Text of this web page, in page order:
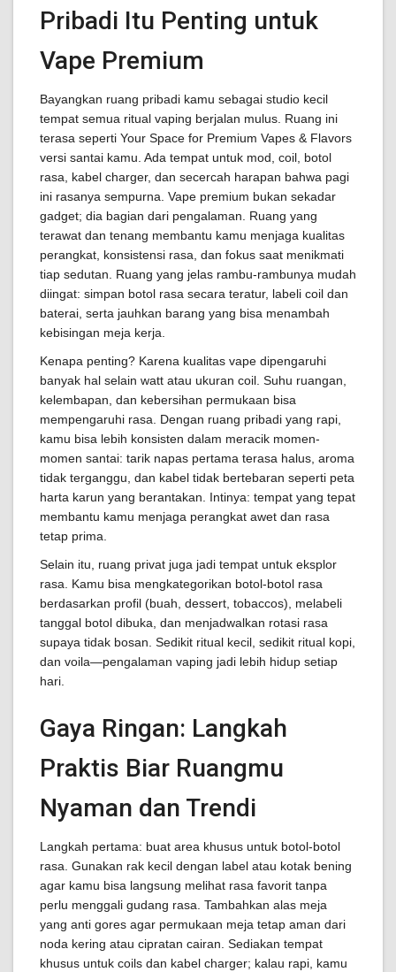
Pribadi Itu Penting untuk
Vape Premium
Bayangkan ruang pribadi kamu sebagai studio kecil
tempat semua ritual vaping berjalan mulus. Ruang ini
terasa seperti Your Space for Premium Vapes & Flavors
versi santai kamu. Ada tempat untuk mod, coil, botol
rasa, kabel charger, dan secercah harapan bahwa pagi
ini rasanya sempurna. Vape premium bukan sekadar
gadget; dia bagian dari pengalaman. Ruang yang
terawat dan tenang membantu kamu menjaga kualitas
perangkat, konsistensi rasa, dan fokus saat menikmati
tiap sedutan. Ruang yang jelas rambu-rambunya mudah
diingat: simpan botol rasa secara teratur, labeli coil dan
baterai, serta jauhkan barang yang bisa menambah
kebisingan meja kerja.
Kenapa penting? Karena kualitas vape dipengaruhi
banyak hal selain watt atau ukuran coil. Suhu ruangan,
kelembapan, dan kebersihan permukaan bisa
mempengaruhi rasa. Dengan ruang pribadi yang rapi,
kamu bisa lebih konsisten dalam meracik momen-
momen santai: tarik napas pertama terasa halus, aroma
tidak terganggu, dan kabel tidak bertebaran seperti peta
harta karun yang berantakan. Intinya: tempat yang tepat
membantu kamu menjaga perangkat awet dan rasa
tetap prima.
Selain itu, ruang privat juga jadi tempat untuk eksplor
rasa. Kamu bisa mengkategorikan botol-botol rasa
berdasarkan profil (buah, dessert, tobaccos), melabeli
tanggal botol dibuka, dan menjadwalkan rotasi rasa
supaya tidak bosan. Sedikit ritual kecil, sedikit ritual kopi,
dan voila—pengalaman vaping jadi lebih hidup setiap
hari.
Gaya Ringan: Langkah
Praktis Biar Ruangmu
Nyaman dan Trendi
Langkah pertama: buat area khusus untuk botol-botol
rasa. Gunakan rak kecil dengan label atau kotak bening
agar kamu bisa langsung melihat rasa favorit tanpa
perlu menggali gudang rasa. Tambahkan alas meja
yang anti gores agar permukaan meja tetap aman dari
noda kering atau cipratan cairan. Sediakan tempat
khusus untuk coils dan kabel charger; kalau rapi, kamu